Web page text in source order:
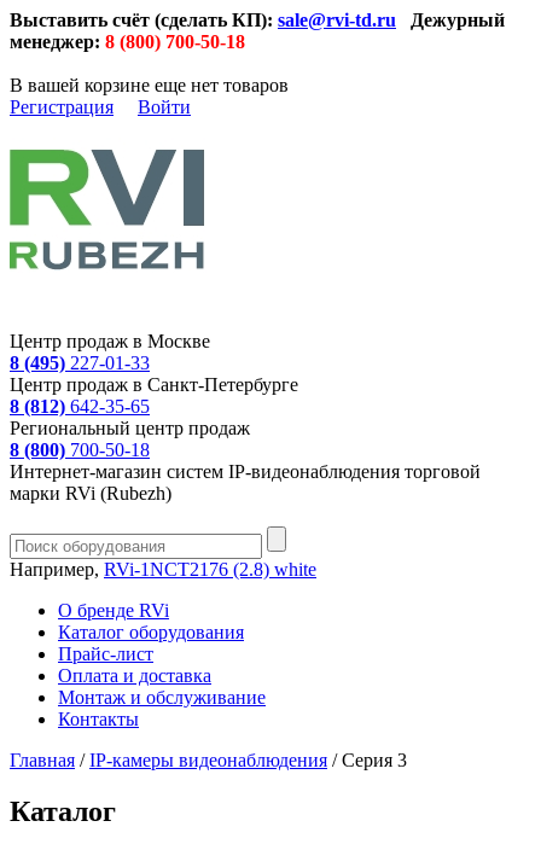
Выставить счёт (сделать КП): sale@rvi-td.ru
Дежурный
менеджер: 8 (800) 700-50-18
В вашей корзине еще нет товаров
Регистрация
Войти
Центр продаж в Москве
8 (495) 227-01-33
Центр продаж в Санкт-Петербурге
8 (812) 642-35-65
Региональный центр продаж
8 (800) 700-50-18
Интернет-магазин систем IP-видеонаблюдения торговой
марки RVi (Rubezh)
Например, RVi-1NCT2176 (2.8) white
О бренде RVi
Каталог оборудования
Прайс-лист
Оплата и доставка
Монтаж и обслуживание
Контакты
Главная /IP-камеры видеонаблюдения /Серия 3
Каталог